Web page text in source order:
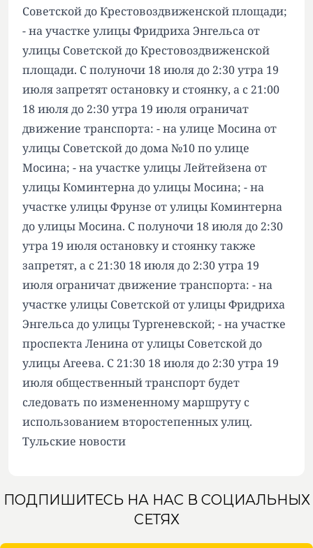
Советской до Крестовоздвиженской площади;
- на участке улицы Фридриха Энгельса от
улицы Советской до Крестовоздвиженской
площади. С полуночи 18 июля до 2:30 утра 19
июля запретят остановку и стоянку, а с 21:00
18 июля до 2:30 утра 19 июля ограничат
движение транспорта: - на улице Мосина от
улицы Советской до дома №10 по улице
Мосина; - на участке улицы Лейтейзена от
улицы Коминтерна до улицы Мосина; - на
участке улицы Фрунзе от улицы Коминтерна
до улицы Мосина. С полуночи 18 июля до 2:30
утра 19 июля остановку и стоянку также
запретят, а с 21:30 18 июля до 2:30 утра 19
июля ограничат движение транспорта: - на
участке улицы Советской от улицы Фридриха
Энгельса до улицы Тургеневской; - на участке
проспекта Ленина от улицы Советской до
улицы Агеева. С 21:30 18 июля до 2:30 утра 19
июля общественный транспорт будет
следовать по измененному маршруту с
использованием второстепенных улиц.
Тульские новости
ПОДПИШИТЕСЬ НА НАС В СОЦИАЛЬНЫХ
СЕТЯХ